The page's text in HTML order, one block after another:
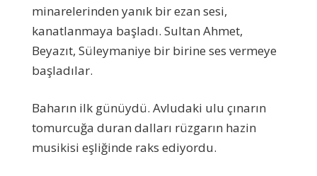
minarelerinden yanık bir ezan sesi,
kanatlanmaya başladı. Sultan Ahmet,
Beyazıt, Süleymaniye bir birine ses vermeye
başladılar.
Baharın ilk günüydü. Avludaki ulu çınarın
tomurcuğa duran dalları rüzgarın hazin
musikisi eşliğinde raks ediyordu.